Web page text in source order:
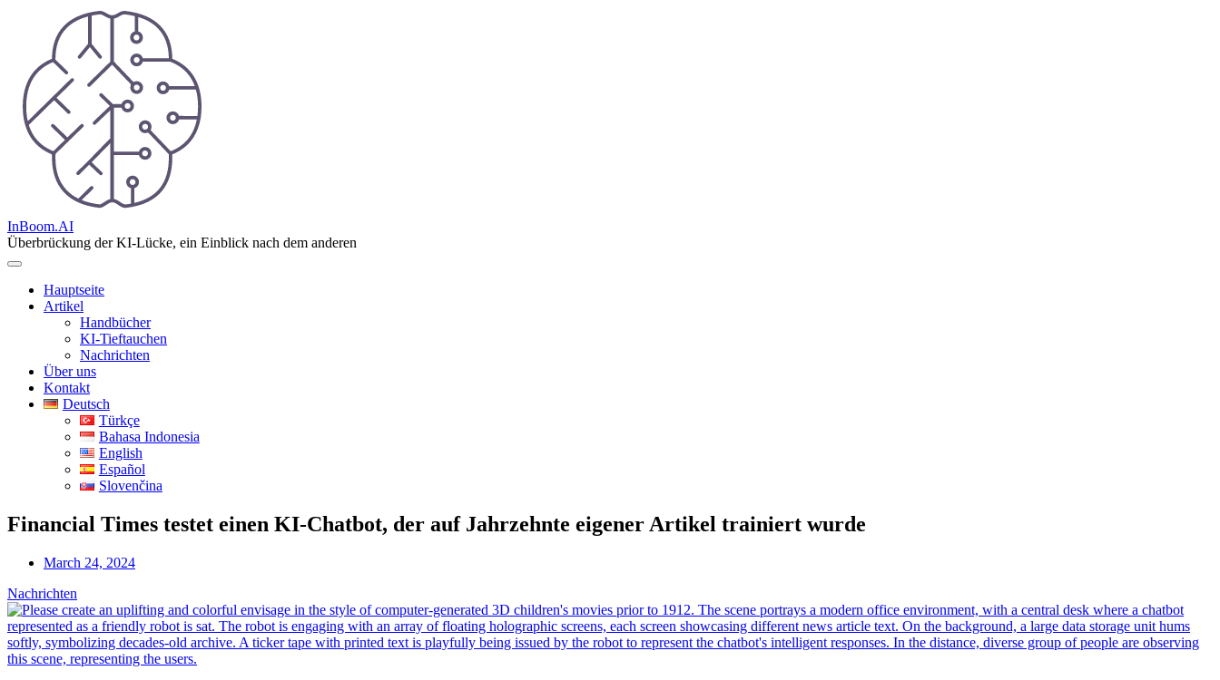
InBoom.AI
Überbrückung der KI-Lücke, ein Einblick nach dem anderen
Hauptseite
Artikel
Handbücher
KI-Tieftauchen
Nachrichten
Über uns
Kontakt
Deutsch
Türkçe
Bahasa Indonesia
English
Español
Slovenčina
Financial Times testet einen KI-Chatbot, der auf Jahrzehnte eigener Artikel trainiert wurde
March 24, 2024
Nachrichten